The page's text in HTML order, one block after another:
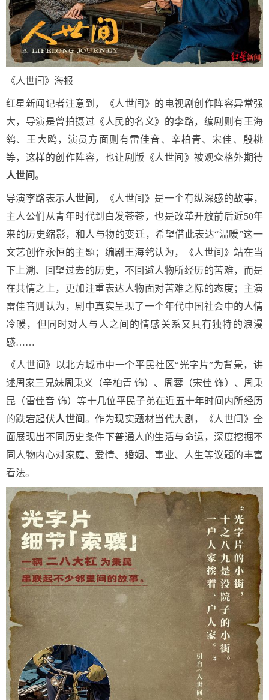
《人世间》海报
红星新闻记者注意到，《人世间》的电视剧创作阵容异常强
大，导演是曾拍摄过《人民的名义》的李路，编剧则有王海
鸰、王大鸥，演员方面则有雷佳音、辛柏青、宋佳、殷桃
等，这样的创作阵容，也让剧版《人世间》被观众格外期待
人世间。
导演李路表示 人世间 ，《人世间》是一个有纵深感的故事，
主人公们从青年时代到白发苍苍，也是改革开放前后近50年
来的历史缩影，和人与物的变迁，希望借此表达“温暖”这一
文艺创作永恒的主题；编剧王海鸰认为，《人世间》站在当
下上溯、回望过去的历史，不回避人物所经历的苦难，而是
在共情之上，更加注重表达人物面对苦难之际的态度；主演
雷佳音则认为，剧中真实呈现了一个年代中国社会中的人情
冷暖，但同时对人与人之间的情感关系又具有独特的浪漫
感……
《人世间》以北方城市中一个平民社区“光字片”为背景，讲
述周家三兄妹周秉义（辛柏青 饰）、周蓉（宋佳 饰）、周秉
昆（雷佳音 饰）等十几位平民子弟在近五十年时间内所经历
的跌宕起伏人世间 。作为现实题材当代大剧，《人世间》全
面展现出不同历史条件下普通人的生活与命运，深度挖掘不
同人物内心对家庭、爱情、婚姻、事业、人生等议题的丰富
看法。